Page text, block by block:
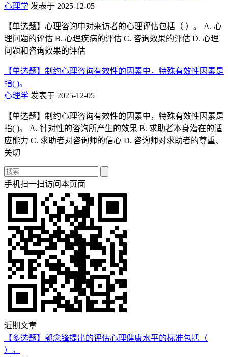
心理学 发表于 2025-12-05
【单选题】心理咨询中对来访者的心理评估包括（ ）。 A. 心
理问题的评估 B. 心理疾病的评估 C. 咨询效果的评估 D. 心理
问题和咨询效果的评估
【单选题】制约心理咨询有效性的因素中，特殊有效性因素是
指( )。
心理学 发表于 2025-12-05
【单选题】制约心理咨询有效性的因素中，特殊有效性因素是
指( )。 A. 针对性的咨询所产生的效果 B. 求助者本身潜在的适
应能力 C. 求助者对咨询师的信心 D. 咨询师对求助者的尊重、
关切
手机扫一扫访问本页面
近期文章
【多选题】郭念锋提出的评估心理健康水平的标准包括（
）。